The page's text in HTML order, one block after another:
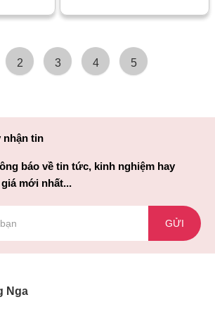
2 3 4 5
nhận tin
báo về tin tức, kinh nghiệm hay
mới nhất...
GỬI
Nga